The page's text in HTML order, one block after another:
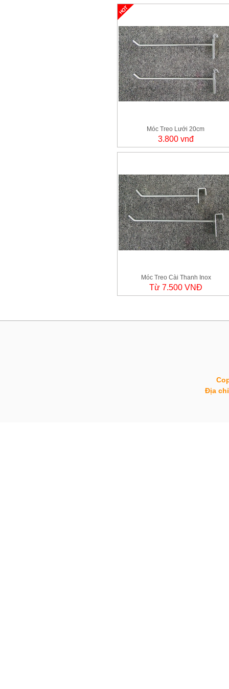
Móc Treo Lưới 20cm
3.800 vnđ
Móc Treo Cài Thanh Inox
Từ 7.500 VNĐ
Địa chỉ